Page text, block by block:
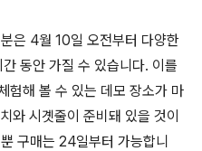
은 4월 10일 오전부터 다양한
동안 가질 수 있습니다. 이를
험해 볼 수 있는 데모 장소가 마
와 시곗줄이 준비돼 있을 것이
구매는 24일부터 가능합니